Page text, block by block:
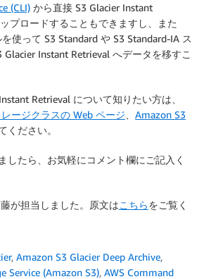
(CLI) から直接 S3 Glacier Instant
プロードすることもできますし、また
使って S3 Standard や S3 Standard-IA ス
Glacier Instant Retrieval へデータを移すこ
Retrieval について知りたい方は、
レージクラスの Web ページ
Amazon S3
ください。
したら、お気軽にコメント欄にご記入く
が担当しました。原文はこちらをご覧く
, Amazon S3 Glacier Deep Archive,
Service (Amazon S3), AWS Command